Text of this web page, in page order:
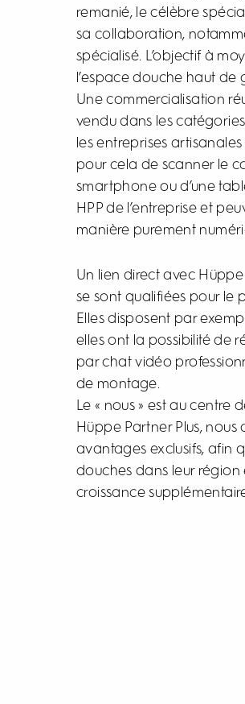
remanié, le célèbre
sa collaboration,
spécialisé. L’objectif à
l’espace douche haut
Une commercialisation
vendu dans les
les entreprises
pour cela de scanner le
smartphone ou d’une
HPP de l’entreprise et
manière purement
Un lien direct avec
se sont qualifiées pour le
Elles disposent par
elles ont la possibilité de
par chat vidéo
de montage.
Le « nous » est au
Hüppe Partner Plus, nous
avantages exclusifs, afin
douches dans leur région
croissance